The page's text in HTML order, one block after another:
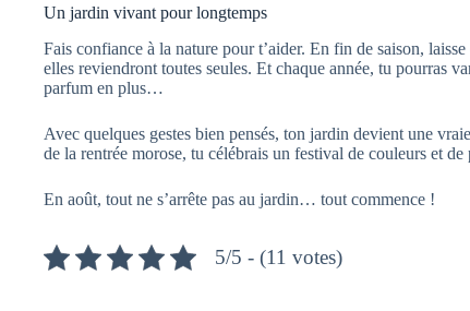
Un jardin vivant pour longtemps
Fais confiance à la nature pour t’aider. En fin de saison,
elles reviendront toutes seules. Et chaque année, tu pourras
parfum en plus…
Avec quelques gestes bien pensés, ton jardin devient une
de la rentrée morose, tu célébrais un festival de couleurs et de
En août, tout ne s’arrête pas au jardin… tout commence !
5/5 - (11 votes)